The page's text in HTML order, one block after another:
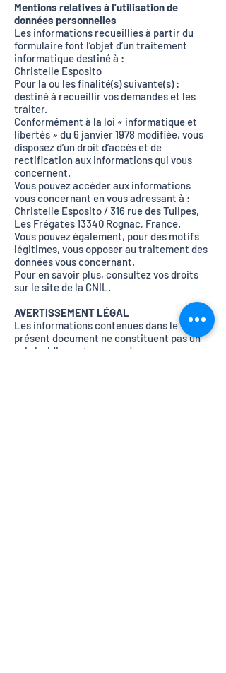
Mentions relatives à l'utilisation de
données personnelles
Les informations recueillies à partir du
formulaire font l’objet d’un traitement
informatique destiné à :
Christelle Esposito
Pour la ou les finalité(s) suivante(s) :
destiné à recueillir vos demandes et les
traiter.
Conformément à la loi « informatique et
libertés » du 6 janvier 1978 modifiée, vous
disposez d’un droit d’accès et de
rectification aux informations qui vous
concernent.
Vous pouvez accéder aux informations
vous concernant en vous adressant à :
Christelle Esposito/ 316 rue des Tulipes,
Les Frégates 13340 Rognac, France.
Vous pouvez également, pour des motifs
légitimes, vous opposer au traitement des
données vous concernant.
Pour en savoir plus, consultez vos droits
sur le site de la CNIL.
AVERTISSEMENT LÉGAL
Les informations contenues dans le
présent document ne constituent pas un
avis juridique et vous ne devez pas vous y